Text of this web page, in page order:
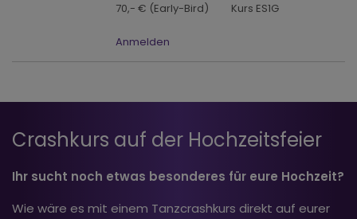
70,- € (Early-Bird) Kurs ES1G
Anmelden
Crashkurs auf der Hochzeitsfeier
Ihr sucht noch etwas besonderes für eure Hochzeit?
Wie wäre es mit einem Tanzcrashkurs direkt auf eurer